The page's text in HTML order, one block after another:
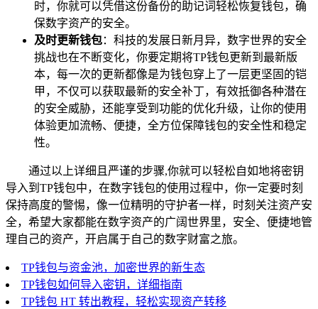
时，你就可以凭借这份备份的助记词轻松恢复钱包，确
保数字资产的安全。
及时更新钱包：科技的发展日新月异，数字世界的安全
挑战也在不断变化，你要定期将TP钱包更新到最新版
本，每一次的更新都像是为钱包穿上了一层更坚固的铠
甲，不仅可以获取最新的安全补丁，有效抵御各种潜在
的安全威胁，还能享受到功能的优化升级，让你的使用
体验更加流畅、便捷，全方位保障钱包的安全性和稳定
性。
通过以上详细且严谨的步骤,你就可以轻松自如地将密钥
导入到TP钱包中，在数字钱包的使用过程中，你一定要时刻
保持高度的警惕，像一位精明的守护者一样，时刻关注资产安
全，希望大家都能在数字资产的广阔世界里，安全、便捷地管
理自己的资产，开启属于自己的数字财富之旅。
TP钱包与资金池，加密世界的新生态
TP钱包如何导入密钥，详细指南
TP钱包 HT 转出教程，轻松实现资产转移